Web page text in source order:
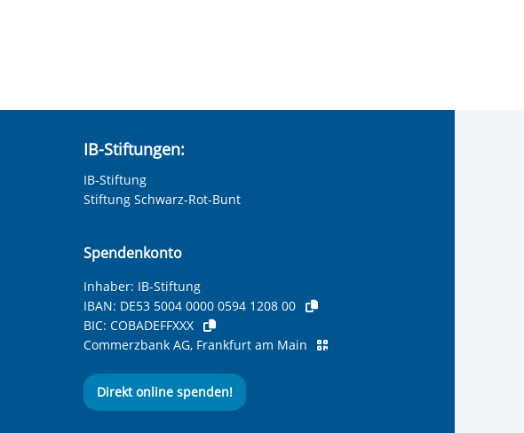
IB-Stiftungen:
IB-Stiftung
Stiftung Schwarz-Rot-Bunt
Spendenkonto
Inhaber: IB-Stiftung
IBAN: DE53 5004 0000 0594 1208 00
BIC: COBADEFFXXX
Commerzbank AG, Frankfurt am Main
Direkt online spenden!